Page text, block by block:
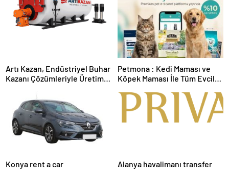
Artı Kazan, Endüstriyel Buhar
Kazanı Çözümleriyle Üretim
Sunuyor
Petmona : Kedi Maması ve
Köpek Maması İle Tüm Evcil
Konya rent a car Alanya havalimanı transfer